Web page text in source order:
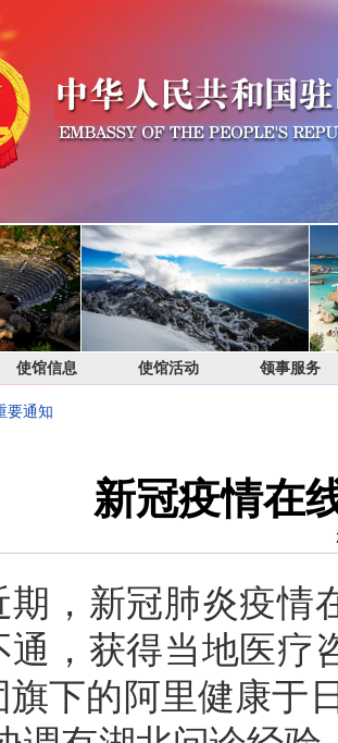
使馆信息 使馆活动 领事服务
要通知
新冠疫情在
新冠肺炎疫情在
通，获得当地医疗
旗下的阿里健康于